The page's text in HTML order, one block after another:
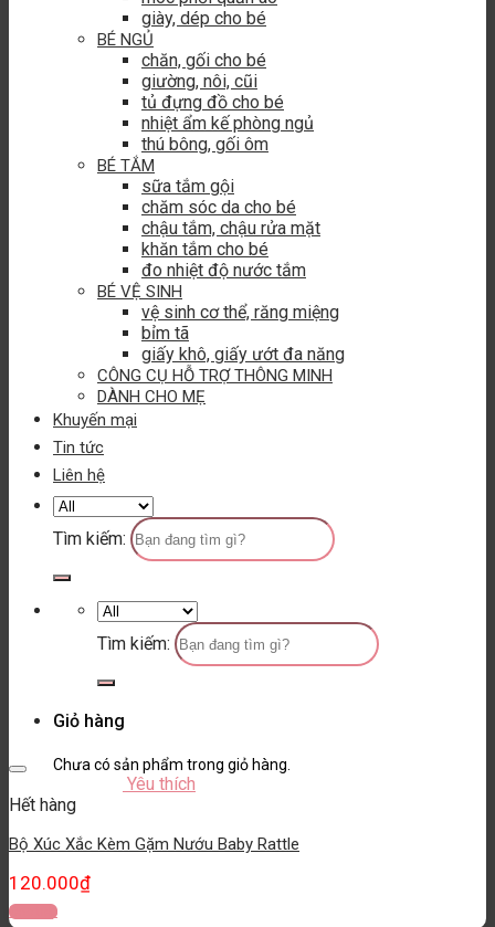
giày, dép cho bé
BÉ NGỦ
chăn, gối cho bé
giường, nôi, cũi
tủ đựng đồ cho bé
nhiệt ẩm kế phòng ngủ
thú bông, gối ôm
BÉ TẮM
sữa tắm gội
chăm sóc da cho bé
chậu tắm, chậu rửa mặt
khăn tắm cho bé
đo nhiệt độ nước tắm
BÉ VỆ SINH
vệ sinh cơ thể, răng miệng
bỉm tã
giấy khô, giấy ướt đa năng
CÔNG CỤ HỖ TRỢ THÔNG MINH
DÀNH CHO MẸ
Khuyến mại
Tin tức
Liên hệ
Tìm kiếm:
Tìm kiếm:
Giỏ hàng
Chưa có sản phẩm trong giỏ hàng.
Yêu thích
Hết hàng
Bộ Xúc Xắc Kèm Gặm Nướu Baby Rattle
120.000₫
Đọc tiếp